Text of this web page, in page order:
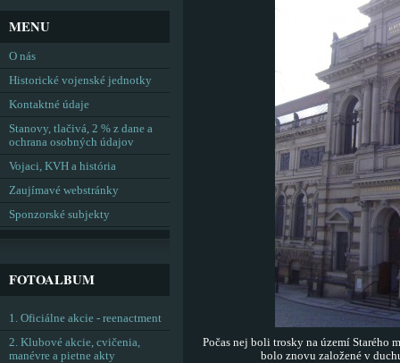
Počas nej boli trosky na území Starého
bolo znovu založené v
MENU
O nás
Historické vojenské jednotky
Kontaktné údaje
Stanovy, tlačivá, 2 % z dane a
ochrana osobných údajov
Vojaci, KVH a história
Zaujímavé webstránky
Sponzorské subjekty
FOTOALBUM
1. Oficiálne akcie - reenactment
2. Klubové akcie, cvičenia,
manévre a pietne akty